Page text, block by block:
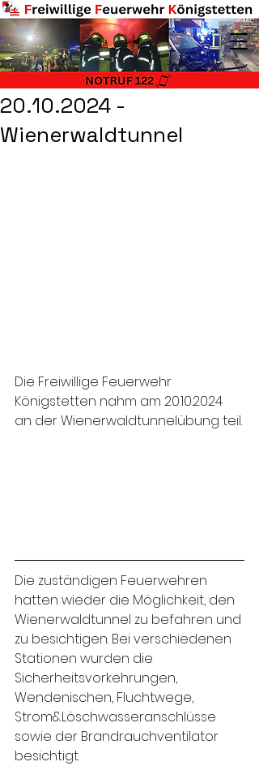
20.10.2024 -
Wienerwaldtunnel
Die Freiwillige Feuerwehr
Königstetten nahm am 20.10.2024
an der Wienerwaldtunnelübung teil.
Die zuständigen Feuerwehren
hatten wieder die Möglichkeit, den
Wienerwaldtunnel zu befahren und
zu besichtigen. Bei verschiedenen
Stationen wurden die
Sicherheitsvorkehrungen,
Wendenischen, Fluchtwege,
Strom&Löschwasseranschlüsse
sowie der Brandrauchventilator
besichtigt.